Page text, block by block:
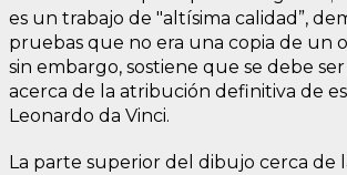
es un trabajo de "altísima calidad”,
pruebas que no era una copia de un
sin embargo, sostiene que se debe
acerca de la atribución definitiva de
Leonardo da Vinci.
La parte superior del dibujo cerca de